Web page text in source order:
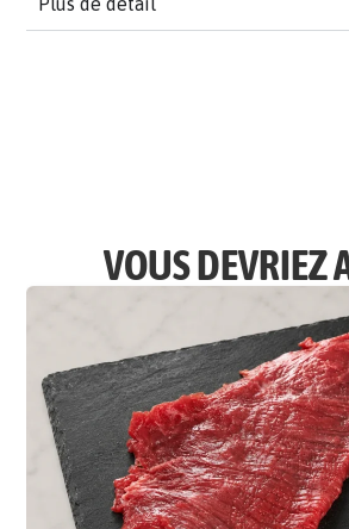
VOUS DEVRIEZ